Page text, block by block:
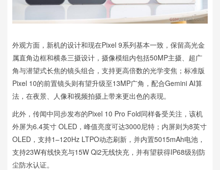
外观方面，新机的设计和现在Pixel 9系列基本一致，保留高光金
属直角边框和横条三摄设计，摄像模组内包括50MP主摄、超广
角与潜望式长焦的镜头组合，支持更高倍数的光学变焦；标准版
Pixel 10的前置镜头则有望升级至13MP广角，配合Gemini AI算
法，在夜景、人像和视频拍摄上带来更出色的表现。
此外，传闻中同步发布的Pixel 10 Pro Fold同样备受关注，该机
外屏为6.4英寸 OLED，峰值亮度可达3000尼特；内屏则为8英寸
OLED，支持1–120Hz LTPO动态刷新，并内置5015mAh电池，
支持23W有线快充与15W Qi2无线快充，并有望获得IP68级别防
尘防水认证。